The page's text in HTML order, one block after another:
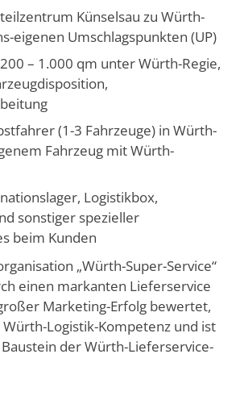
Künselsau zu Würth-
eigenen Umschlagspunkten (UP)
– 1.000 qm unter Würth-Regie,
(1-3 Fahrzeuge) in Würth-
Fahrzeug mit Würth-
Logistikbox,
sonstiger spezieller
beim Kunden
„Würth-Super-Service“
einen markanten Lieferservice
Marketing-Erfolg bewertet,
Logistik-Kompetenz und ist
der Würth-Lieferservice-